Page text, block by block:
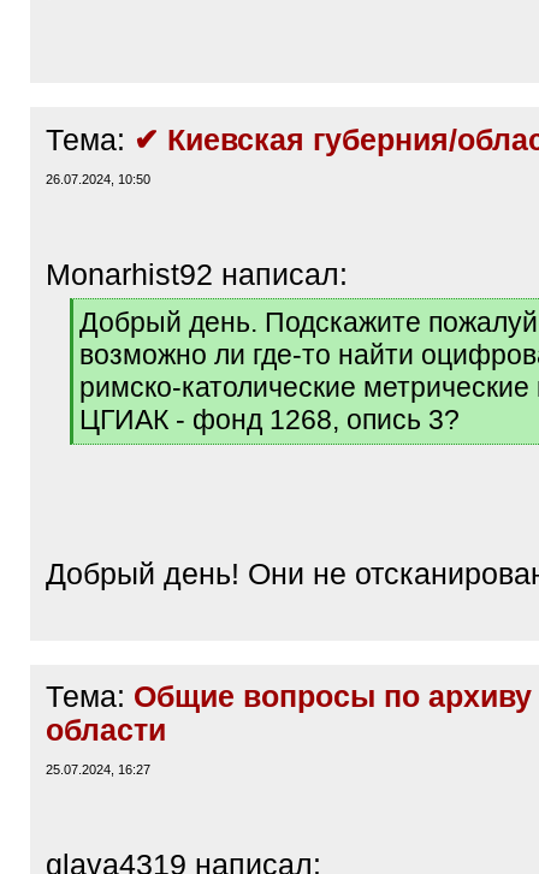
Тема: ✔ Киевская губерния/
26.07.2024, 10:50
Monarhist92 написал:
q
]
Добрый день. Подскажите
возможно ли где-то найти
римско-католические метрические
ЦГИАК - фонд 1268, опись 3?
[
Добрый день! Они не
Тема: Общие вопросы по архиву
области
25.07.2024, 16:27
glava4319 написал: